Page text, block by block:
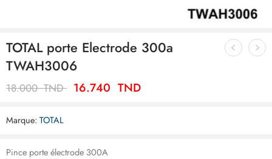
TOTAL porte Electrode 300a
TWAH3006
18.000TND 16.740 TND
Marque: TOTAL
Pince porte électrode 300A